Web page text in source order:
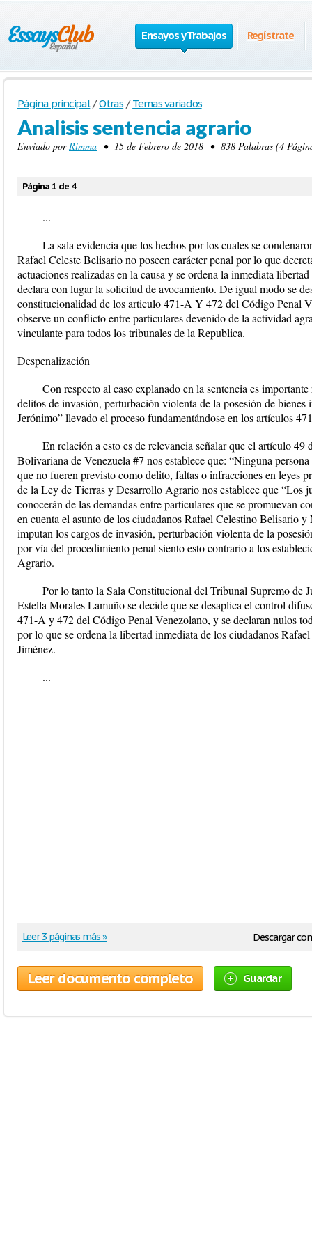
Ensayos y Trabajos Regístrate
Página principal / Otras / Temas variados
Analisis sentencia agrario
Enviado porRimma • 15 de Febrero de 2018 • 838 Palabras (4
Página 1 de 4
...
La sala evidencia que los hechos por los cuales se
Rafael Celeste Belisario no poseen carácter penal por lo que
actuaciones realizadas en la causa y se ordena la inmediata
declara con lugar la solicitud de avocamiento. De igual modo se
constitucionalidad de los articulo 471-A Y 472 del Código Penal
observe un conflicto entre particulares devenido de la actividad
vinculante para todos los tribunales de la Republica.
Despenalización
Con respecto al caso explanado en la sentencia es
delitos de invasión, perturbación violenta de la posesión de
Jerónimo” llevado el proceso fundamentándose en los artículos
En relación a esto es de relevancia señalar que el artículo
Bolivariana de Venezuela #7 nos establece que: “Ninguna
que no fueren previsto como delito, faltas o infracciones en leyes
de la Ley de Tierras y Desarrollo Agrario nos establece que “Los
conocerán de las demandas entre particulares que se promuevan
en cuenta el asunto de los ciudadanos Rafael Celestino Belisario
imputan los cargos de invasión, perturbación violenta de la
por vía del procedimiento penal siento esto contrario a los
Agrario.
Por lo tanto la Sala Constitucional del Tribunal Supremo de
Estella Morales Lamuño se decide que se desaplica el control
471-A y 472 del Código Penal Venezolano, y se declaran nulos
por lo que se ordena la libertad inmediata de los ciudadanos
Jiménez.
...
Descargar
Leer 3 páginas más »
Leer documento completo Guardar